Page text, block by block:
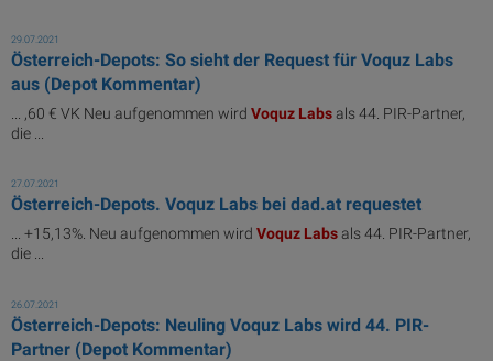
29.07.2021
Österreich-Depots: So sieht der Request für Voquz Labs
aus (Depot Kommentar)
... ,60 € VK Neu aufgenommen wird Voquz Labsals 44. PIR-Partner,
die ...
27.07.2021
Österreich-Depots. Voquz Labs bei dad.at requestet
... +15,13%. Neu aufgenommen wird Voquz Labsals 44. PIR-Partner,
die ...
26.07.2021
Österreich-Depots: Neuling Voquz Labs wird 44. PIR-
Partner (Depot Kommentar)